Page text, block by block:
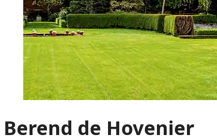
Berend de Hovenier